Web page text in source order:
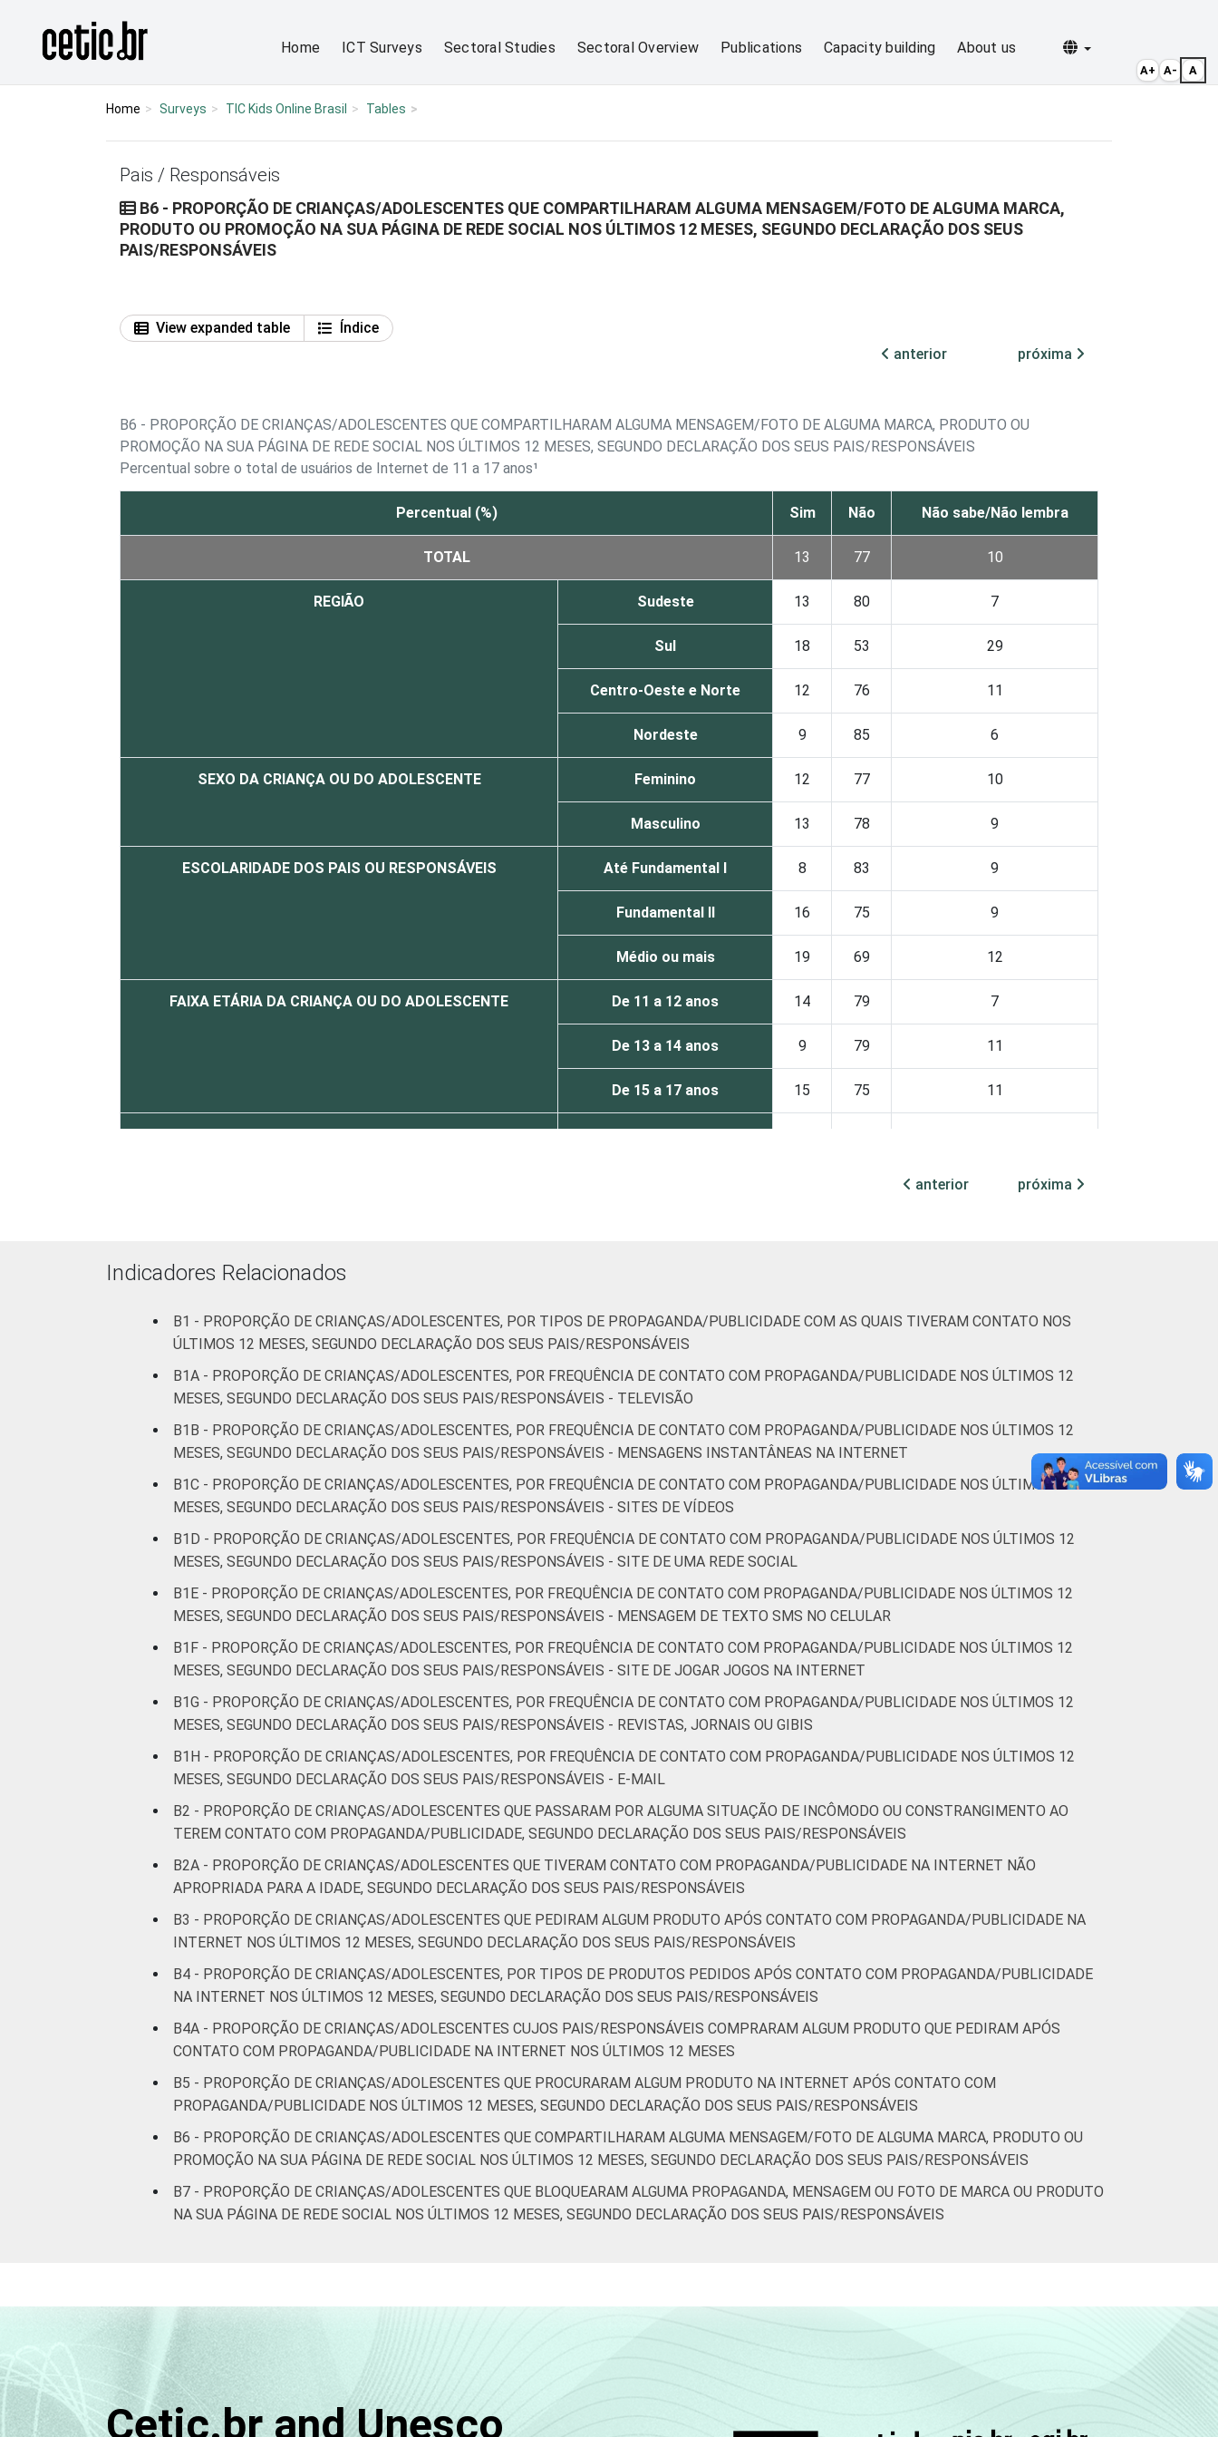
Página inicial
Home ICT Surveys Sectoral Studies Sectoral Overview Publications Capacity building About us Selecionar idioma
Home Surveys TIC Kids Online Brasil Tables
Pais / Responsáveis
B6 - PROPORÇÃO DE CRIANÇAS/ADOLESCENTES QUE COMPARTILHARAM ALGUMA MENSAGEM/FOTO DE ALGUMA MARCA,
PRODUTO OU PROMOÇÃO NA SUA PÁGINA DE REDE SOCIAL NOS ÚLTIMOS 12 MESES, SEGUNDO DECLARAÇÃO DOS SEUS
PAIS/RESPONSÁVEIS
View expanded table
Índice
anterior
próxima
B6 - PROPORÇÃO DE CRIANÇAS/ADOLESCENTES QUE COMPARTILHARAM ALGUMA MENSAGEM/FOTO DE ALGUMA MARCA, PRODUTO OU
PROMOÇÃO NA SUA PÁGINA DE REDE SOCIAL NOS ÚLTIMOS 12 MESES, SEGUNDO DECLARAÇÃO DOS SEUS PAIS/RESPONSÁVEIS
Percentual sobre o total de usuários de Internet de 11 a 17 anos¹
Percentual (%) Sim Não Não sabe/Não lembra
TOTAL 13 77 10
REGIÃO Sudeste 13 80 7
Sul 18 53 29
Centro-Oeste e Norte 12 76 11
Nordeste 9 85 6
SEXO DA CRIANÇA OU DO ADOLESCENTE Feminino 12 77 10
Masculino 13 78 9
ESCOLARIDADE DOS PAIS OU RESPONSÁVEIS Até Fundamental I 8 83 9
Fundamental II 16 75 9
Médio ou mais 19 69 12
FAIXA ETÁRIA DA CRIANÇA OU DO ADOLESCENTE De 11 a 12 anos 14 79 7
De 13 a 14 anos 9 79 11
De 15 a 17 anos 15 75 11
RENDA FAMILIAR Até 1 SM
CLASSE SOCIAL AB 17 66 17
DE
¹Base: 1 798 usuários de Internet de 11 a 17 anos. Dados coletados entre outubro de 2014 e fevereiro de 2015.
anterior próxima
Indicadores Relacionados
B1 - PROPORÇÃO DE CRIANÇAS/ADOLESCENTES, POR TIPOS DE PROPAGANDA/PUBLICIDADE COM AS QUAIS TIVERAM CONTATO NOS
ÚLTIMOS 12 MESES, SEGUNDO DECLARAÇÃO DOS SEUS PAIS/RESPONSÁVEIS
B1A - PROPORÇÃO DE CRIANÇAS/ADOLESCENTES, POR FREQUÊNCIA DE CONTATO COM PROPAGANDA/PUBLICIDADE NOS ÚLTIMOS 12
MESES, SEGUNDO DECLARAÇÃO DOS SEUS PAIS/RESPONSÁVEIS - TELEVISÃO
B1B - PROPORÇÃO DE CRIANÇAS/ADOLESCENTES, POR FREQUÊNCIA DE CONTATO COM PROPAGANDA/PUBLICIDADE NOS ÚLTIMOS 12
MESES, SEGUNDO DECLARAÇÃO DOS SEUS PAIS/RESPONSÁVEIS - MENSAGENS INSTANTÂNEAS NA INTERNET
B1C - PROPORÇÃO DE CRIANÇAS/ADOLESCENTES, POR FREQUÊNCIA DE CONTATO COM PROPAGANDA/PUBLICIDADE NOS ÚLTIMOS 12
MESES, SEGUNDO DECLARAÇÃO DOS SEUS PAIS/RESPONSÁVEIS - SITES DE VÍDEOS
B1D - PROPORÇÃO DE CRIANÇAS/ADOLESCENTES, POR FREQUÊNCIA DE CONTATO COM PROPAGANDA/PUBLICIDADE NOS ÚLTIMOS 12
MESES, SEGUNDO DECLARAÇÃO DOS SEUS PAIS/RESPONSÁVEIS - SITE DE UMA REDE SOCIAL
B1E - PROPORÇÃO DE CRIANÇAS/ADOLESCENTES, POR FREQUÊNCIA DE CONTATO COM PROPAGANDA/PUBLICIDADE NOS ÚLTIMOS 12
MESES, SEGUNDO DECLARAÇÃO DOS SEUS PAIS/RESPONSÁVEIS - MENSAGEM DE TEXTO SMS NO CELULAR
B1F - PROPORÇÃO DE CRIANÇAS/ADOLESCENTES, POR FREQUÊNCIA DE CONTATO COM PROPAGANDA/PUBLICIDADE NOS ÚLTIMOS 12
MESES, SEGUNDO DECLARAÇÃO DOS SEUS PAIS/RESPONSÁVEIS - SITE DE JOGAR JOGOS NA INTERNET
B1G - PROPORÇÃO DE CRIANÇAS/ADOLESCENTES, POR FREQUÊNCIA DE CONTATO COM PROPAGANDA/PUBLICIDADE NOS ÚLTIMOS 12
MESES, SEGUNDO DECLARAÇÃO DOS SEUS PAIS/RESPONSÁVEIS - REVISTAS, JORNAIS OU GIBIS
B1H - PROPORÇÃO DE CRIANÇAS/ADOLESCENTES, POR FREQUÊNCIA DE CONTATO COM PROPAGANDA/PUBLICIDADE NOS ÚLTIMOS 12
MESES, SEGUNDO DECLARAÇÃO DOS SEUS PAIS/RESPONSÁVEIS - E-MAIL
B2 - PROPORÇÃO DE CRIANÇAS/ADOLESCENTES QUE PASSARAM POR ALGUMA SITUAÇÃO DE INCÔMODO OU CONSTRANGIMENTO AO
TEREM CONTATO COM PROPAGANDA/PUBLICIDADE, SEGUNDO DECLARAÇÃO DOS SEUS PAIS/RESPONSÁVEIS
B2A - PROPORÇÃO DE CRIANÇAS/ADOLESCENTES QUE TIVERAM CONTATO COM PROPAGANDA/PUBLICIDADE NA INTERNET NÃO
APROPRIADA PARA A IDADE, SEGUNDO DECLARAÇÃO DOS SEUS PAIS/RESPONSÁVEIS
B3 - PROPORÇÃO DE CRIANÇAS/ADOLESCENTES QUE PEDIRAM ALGUM PRODUTO APÓS CONTATO COM PROPAGANDA/PUBLICIDADE NA
INTERNET NOS ÚLTIMOS 12 MESES, SEGUNDO DECLARAÇÃO DOS SEUS PAIS/RESPONSÁVEIS
B4 - PROPORÇÃO DE CRIANÇAS/ADOLESCENTES, POR TIPOS DE PRODUTOS PEDIDOS APÓS CONTATO COM PROPAGANDA/PUBLICIDADE
NA INTERNET NOS ÚLTIMOS 12 MESES, SEGUNDO DECLARAÇÃO DOS SEUS PAIS/RESPONSÁVEIS
B4A - PROPORÇÃO DE CRIANÇAS/ADOLESCENTES CUJOS PAIS/RESPONSÁVEIS COMPRARAM ALGUM PRODUTO QUE PEDIRAM APÓS
CONTATO COM PROPAGANDA/PUBLICIDADE NA INTERNET NOS ÚLTIMOS 12 MESES
B5 - PROPORÇÃO DE CRIANÇAS/ADOLESCENTES QUE PROCURARAM ALGUM PRODUTO NA INTERNET APÓS CONTATO COM
PROPAGANDA/PUBLICIDADE NOS ÚLTIMOS 12 MESES, SEGUNDO DECLARAÇÃO DOS SEUS PAIS/RESPONSÁVEIS
B6 - PROPORÇÃO DE CRIANÇAS/ADOLESCENTES QUE COMPARTILHARAM ALGUMA MENSAGEM/FOTO DE ALGUMA MARCA, PRODUTO OU
PROMOÇÃO NA SUA PÁGINA DE REDE SOCIAL NOS ÚLTIMOS 12 MESES, SEGUNDO DECLARAÇÃO DOS SEUS PAIS/RESPONSÁVEIS
B7 - PROPORÇÃO DE CRIANÇAS/ADOLESCENTES QUE BLOQUEARAM ALGUMA PROPAGANDA, MENSAGEM OU FOTO DE MARCA OU PRODUTO
NA SUA PÁGINA DE REDE SOCIAL NOS ÚLTIMOS 12 MESES, SEGUNDO DECLARAÇÃO DOS SEUS PAIS/RESPONSÁVEIS
Cetic.br and Unesco
A+ A- A